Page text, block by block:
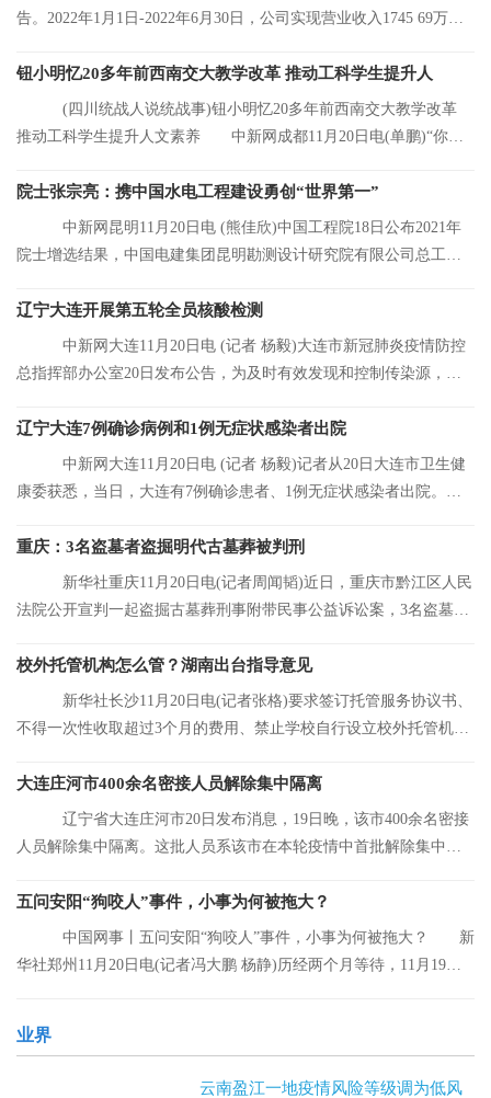
告。2022年1月1日-2022年6月30日，公司实现营业收入1745 69万
钮小明忆20多年前西南交大教学改革 推动工科学生提升人
(四川统战人说统战事)钮小明忆20多年前西南交大教学改革
推动工科学生提升人文素养 中新网成都11月20日电(单鹏)“你们
院士张宗亮：携中国水电工程建设勇创“世界第一”
中新网昆明11月20日电 (熊佳欣)中国工程院18日公布2021年
院士增选结果，中国电建集团昆明勘测设计研究院有限公司总工程
辽宁大连开展第五轮全员核酸检测
中新网大连11月20日电 (记者 杨毅)大连市新冠肺炎疫情防控
总指挥部办公室20日发布公告，为及时有效发现和控制传染源，结
辽宁大连7例确诊病例和1例无症状感染者出院
中新网大连11月20日电 (记者 杨毅)记者从20日大连市卫生健
康委获悉，当日，大连有7例确诊患者、1例无症状感染者出院。目
重庆：3名盗墓者盗掘明代古墓葬被判刑
新华社重庆11月20日电(记者周闻韬)近日，重庆市黔江区人民
法院公开宣判一起盗掘古墓葬刑事附带民事公益诉讼案，3名盗墓者
校外托管机构怎么管？湖南出台指导意见
新华社长沙11月20日电(记者张格)要求签订托管服务协议书、
不得一次性收取超过3个月的费用、禁止学校自行设立校外托管机
大连庄河市400余名密接人员解除集中隔离
辽宁省大连庄河市20日发布消息，19日晚，该市400余名密接
人员解除集中隔离。这批人员系该市在本轮疫情中首批解除集中隔
五问安阳“狗咬人”事件，小事为何被拖大？
中国网事丨五问安阳“狗咬人”事件，小事为何被拖大？ 新
华社郑州11月20日电(记者冯大鹏 杨静)历经两个月等待，11月19日
业界
云南盈江一地疫情风险等级调为低风